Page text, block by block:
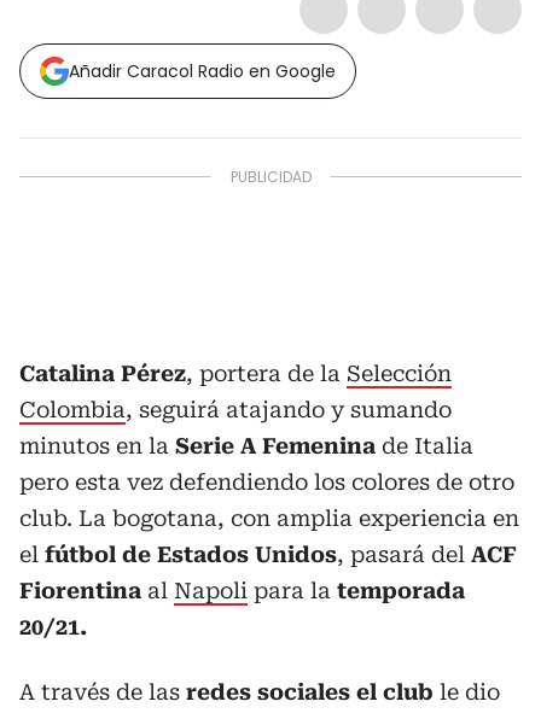
Añadir Caracol Radio en Google
Catalina Pérez, portera de la Selección
Colombia, seguirá atajando y sumando
minutos en la Serie A Femenina de Italia
pero esta vez defendiendo los colores de otro
club. La bogotana, con amplia experiencia en
el fútbol de Estados Unidos, pasará del ACF
Fiorentina al Napoli para la temporada
20/21.
A través de las redes sociales el club le dio